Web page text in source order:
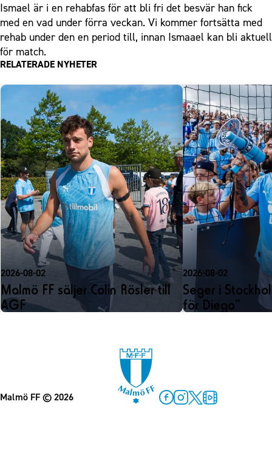
Ismael är i en rehabfas för att bli fri det besvär han fick
med en vad under förra veckan. Vi kommer fortsätta med
rehab under den en period till, innan Ismaael kan bli aktuell
för match.
RELATERADE NYHETER
2026-08-02
Malmö FF säljer Colin Rösler till
AGF
2026-08-02
Seger i
för Diego”
Malmö FF© 2026